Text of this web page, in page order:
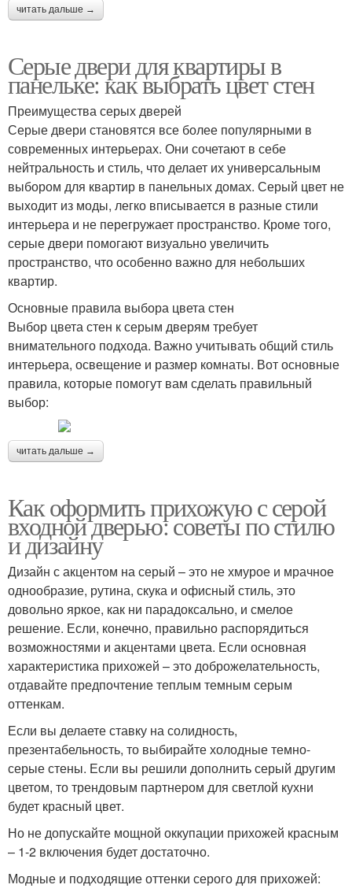
читать дальше →
Серые двери для квартиры в
панельке: как выбрать цвет стен
Преимущества серых дверей
Серые двери становятся все более популярными в
современных интерьерах. Они сочетают в себе
нейтральность и стиль, что делает их универсальным
выбором для квартир в панельных домах. Серый цвет не
выходит из моды, легко вписывается в разные стили
интерьера и не перегружает пространство. Кроме того,
серые двери помогают визуально увеличить
пространство, что особенно важно для небольших
квартир.
Основные правила выбора цвета стен
Выбор цвета стен к серым дверям требует
внимательного подхода. Важно учитывать общий стиль
интерьера, освещение и размер комнаты. Вот основные
правила, которые помогут вам сделать правильный
выбор:
читать дальше →
Как оформить прихожую с серой
входной дверью: советы по стилю
и дизайну
Дизайн с акцентом на серый – это не хмурое и мрачное
однообразие, рутина, скука и офисный стиль, это
довольно яркое, как ни парадоксально, и смелое
решение. Если, конечно, правильно распорядиться
возможностями и акцентами цвета. Если основная
характеристика прихожей – это доброжелательность,
отдавайте предпочтение теплым темным серым
оттенкам.
Если вы делаете ставку на солидность,
презентабельность, то выбирайте холодные темно-
серые стены. Если вы решили дополнить серый другим
цветом, то трендовым партнером для светлой кухни
будет красный цвет.
Но не допускайте мощной оккупации прихожей красным
– 1-2 включения будет достаточно.
Модные и подходящие оттенки серого для прихожей: